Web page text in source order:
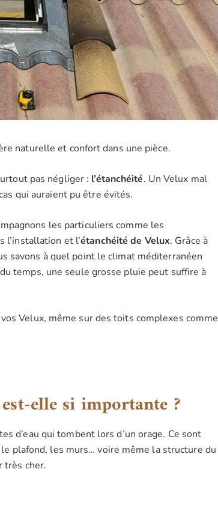
naturelle et confort dans une pièce.
pas négliger : l’étanchéité. Un Velux mal
qui auraient pu être évités.
les particuliers comme les
l’installation et l’étanchéité de Velux. Grâce à
savons à quel point le climat méditerranéen
temps, une seule grosse pluie peut suffire à
Velux, même sur des toits complexes comme
elle si importante ?
d’eau qui tombent lors d’un orage. Ce sont
plafond, les murs… voire même la structure du
très cher.